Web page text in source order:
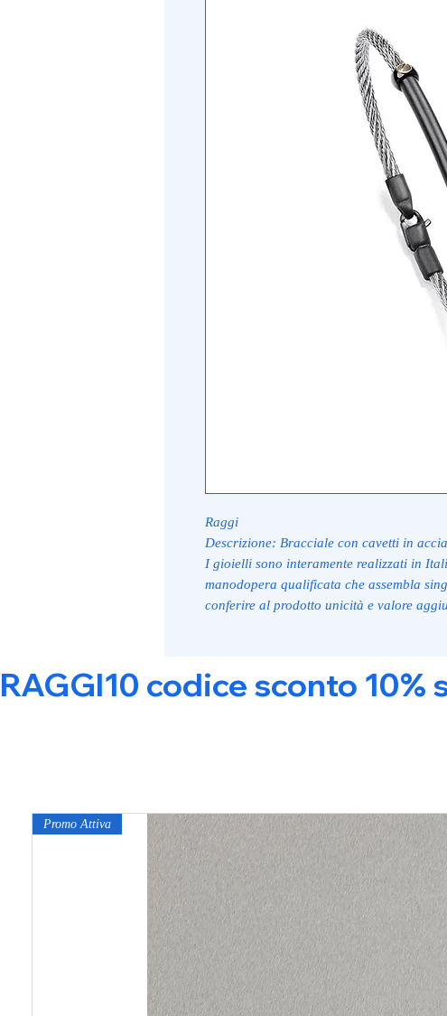
Raggi
Descrizione: Bracciale con cavetti in
I gioielli sono interamente realizzati in
manodopera qualificata che assembla
conferire al prodotto unicità e valore
RAGGI10 codice sconto
Promo Attiva